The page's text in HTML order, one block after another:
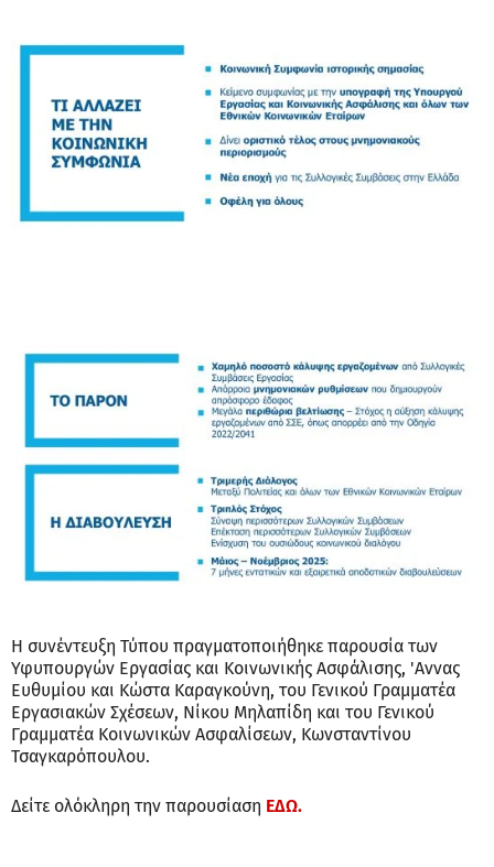
Η συνέντευξη Τύπου πραγματοποιήθηκε παρουσία των
Υφυπουργών Εργασίας και Κοινωνικής Ασφάλισης, 'Αννας
Ευθυμίου και Κώστα Καραγκούνη, του Γενικού Γραμματέα
Εργασιακών Σχέσεων, Νίκου Μηλαπίδη και του Γενικού
Γραμματέα Κοινωνικών Ασφαλίσεων, Κωνσταντίνου
Τσαγκαρόπουλου.
Δείτε ολόκληρη την παρουσίαση ΕΔΩ.